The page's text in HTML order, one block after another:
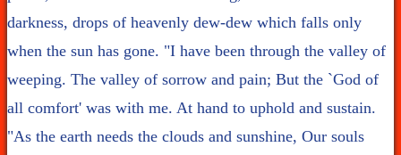
darkness, drops of heavenly dew-dew which falls only
when the sun has gone. "I have been through the valley of
weeping. The valley of sorrow and pain; But the `God of
all comfort' was with me. At hand to uphold and sustain.
"As the earth needs the clouds and sunshine, Our souls